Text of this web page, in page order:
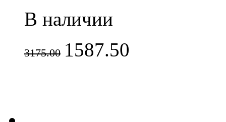
В наличии
3175.00 1587.50